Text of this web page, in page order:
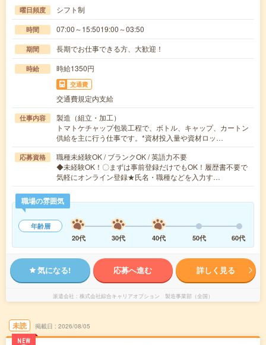
曜日頻度 シフト制
時間 07:00～15:5019:00～03:50
期間 長期でお仕事できる方、大歓迎！
時給 時給1350円
交通費
交通費規定内支給
仕事内容
製造（組立・加工）
トマトケチャップ包装工程で、ボトル、キャップ、カートン
供給を主に行う仕事です。*資材投入量や資材ロッ…
応募資格
職種未経験OK / ブランクOK / 英語力不要
◆未経験OK！〇まずは事前登録だけでもOK！履歴書不要で
気軽にオンライン登録★氏名・職種などを入力す…
職場の雰囲気
年齢層
20代
30代 40代 50代 60代
気になる! 応募へ進む 詳しく見る
派遣会社 株式会社綜合キャリアオプション 製造事業部（全国）
未読
NEW
掲載日 2026/08/05